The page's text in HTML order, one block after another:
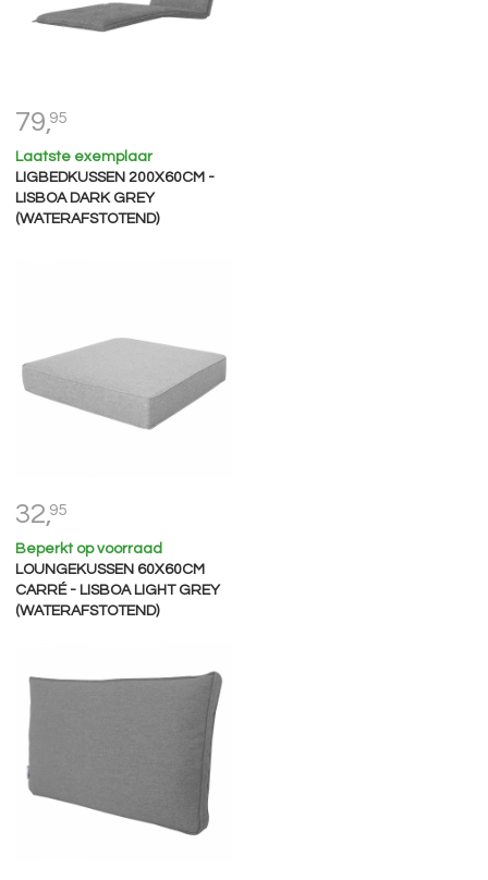
79,95
Laatste exemplaar
LIGBEDKUSSEN 200X60CM -
LISBOA DARK GREY
(WATERAFSTOTEND)
32,95
Beperkt op voorraad
LOUNGEKUSSEN 60X60CM
CARRÉ - LISBOA LIGHT GREY
(WATERAFSTOTEND)